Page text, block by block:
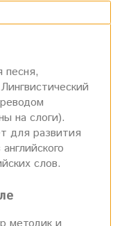
песня,
на слоги).
для развития
слов.